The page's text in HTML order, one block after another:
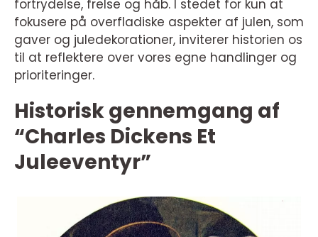
fortrydelse, frelse og håb. I stedet for kun at
fokusere på overfladiske aspekter af julen, som
gaver og juledekorationer, inviterer historien os
til at reflektere over vores egne handlinger og
prioriteringer.
Historisk gennemgang af
“Charles Dickens Et
Juleeventyr”